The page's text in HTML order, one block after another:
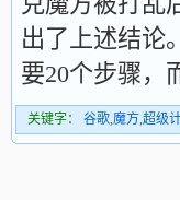
出了上述结论
要20个步骤，
关键字： 谷歌,魔方,超级